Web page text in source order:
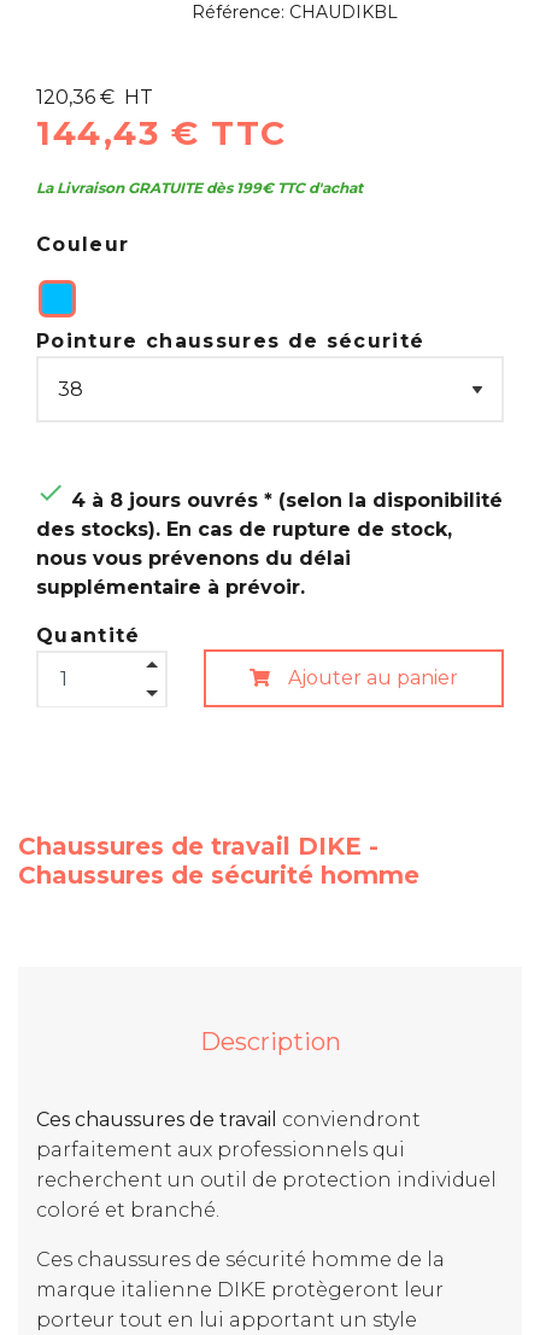
Référence: CHAUDIKBL
120,36 € HT
144,43 € TTC
La Livraison GRATUITE dès 199€ TTC d'achat
Couleur
Pointure chaussures de sécurité
 4 à 8 jours ouvrés * (selon la disponibilité
des stocks). En cas de rupture de stock,
nous vous prévenons du délai
supplémentaire à prévoir.
Quantité
Ajouter au panier
Chaussures de travail DIKE -
Chaussures de sécurité homme
Description
Ces chaussures de travail conviendront
parfaitement aux professionnels qui
recherchent un outil de protection individuel
coloré et branché.
Ces chaussures de sécurité homme de la
marque italienne DIKE protègeront leur
porteur tout en lui apportant un style